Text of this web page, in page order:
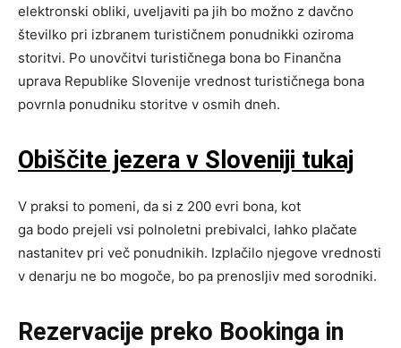
elektronski obliki, uveljaviti pa jih bo možno z davčno
številko pri izbranem turističnem ponudnikki oziroma
storitvi. Po unovčitvi turističnega bona bo Finančna
uprava Republike Slovenije vrednost turističnega bona
povrnla ponudniku storitve v osmih dneh.
Obiščite jezera v Sloveniji tukaj
V praksi to pomeni, da si z 200 evri bona, kot
ga bodo prejeli vsi polnoletni prebivalci, lahko plačate
nastanitev pri več ponudnikih. Izplačilo njegove vrednosti
v denarju ne bo mogoče, bo pa prenosljiv med sorodniki.
Rezervacije preko Bookinga in